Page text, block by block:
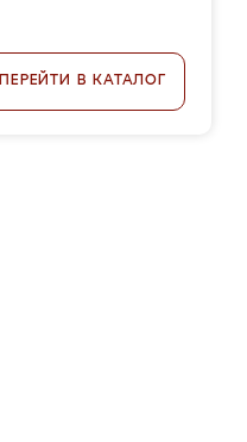
ПЕРЕЙТИ В КАТАЛОГ